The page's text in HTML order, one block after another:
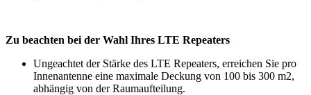
Zu beachten bei der Wahl Ihres LTE Repeaters
Ungeachtet der Stärke des LTE Repeaters, erreichen Sie pro
Innenantenne eine maximale Deckung von 100 bis 300 m2,
abhängig von der Raumaufteilung.